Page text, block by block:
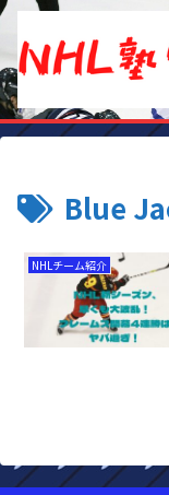
Blue
NHLチーム紹介